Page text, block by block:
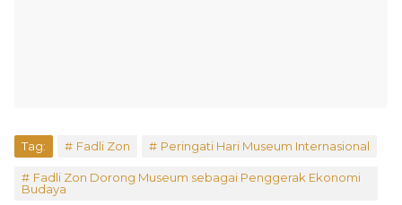
Tag: Fadli Zon Peringati Hari Museum Internasional
Fadli Zon Dorong Museum sebagai Penggerak Ekonomi
Budaya